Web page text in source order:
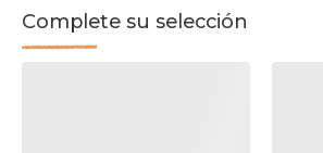
Complete su selección